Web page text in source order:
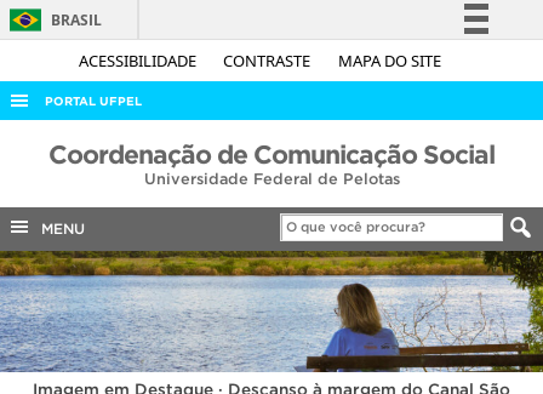
ACESSIBILIDADE CONTRASTE MAPA DO SITE
BRASIL
Simplifique!
Acesso à informação
Legislação
Canais
PORTAL UFPEL
ACESSO À INFORMAÇÃO
COBALTO
CONCURSOS
EDITAIS
INTERNACIONAL
OUVIDORIA
Coordenação de Comunicação Social
Universidade Federal de Pelotas
MENU
Imagem em Destaque · Descanso à margem do Canal São